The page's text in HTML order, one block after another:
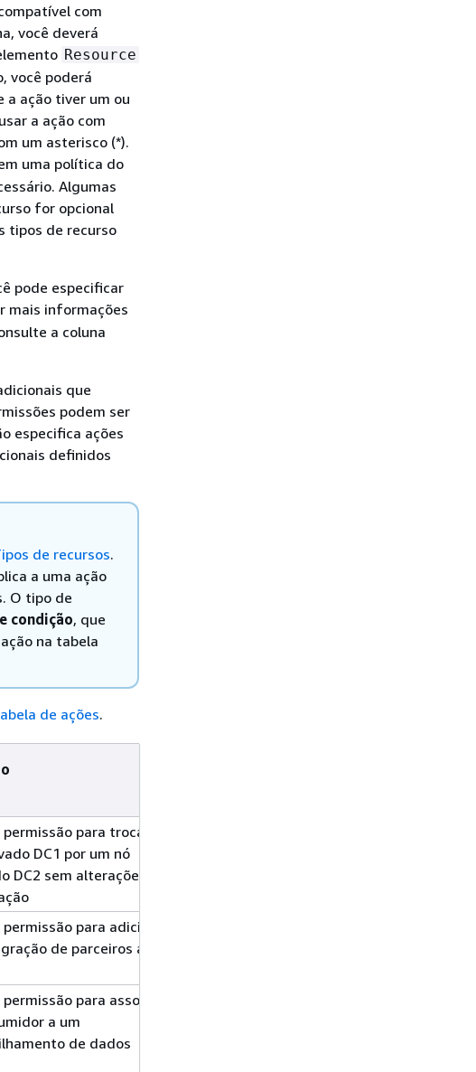
com
você deverá
Resource
você poderá
a ação tiver um ou
a ação com
um asterisco (*).
uma política do
Algumas
for opcional
tipos de recurso
pode especificar
mais informações
a coluna
que
podem ser
especifica ações
definidos
de recursos.
a uma ação
O tipo de
condição, que
na tabela
de ações.
para trocar um
DC1 por um nó
DC2 sem alterações na
para adicionar
de parceiros a um
para associar
a um
de dados